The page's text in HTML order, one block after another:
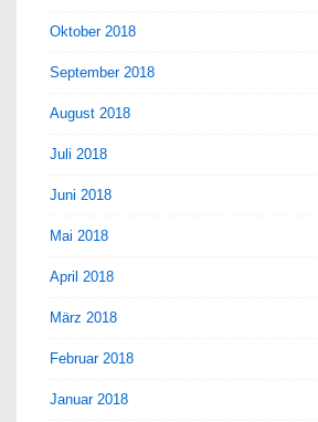
Oktober 2018
September 2018
August 2018
Juli 2018
Juni 2018
Mai 2018
April 2018
März 2018
Februar 2018
Januar 2018